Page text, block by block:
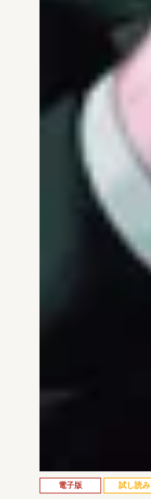
電子版 試し読み